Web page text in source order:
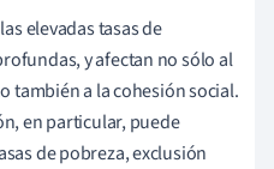
elevadas tasas de
y afectan no sólo al
también a la cohesión social.
en particular, puede
de pobreza, exclusión